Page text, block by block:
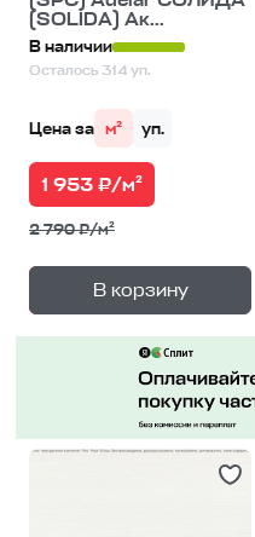
(SOLIDA) Ак...
В наличии
Осталось 314 уп.
Цена за м² уп.
1 953 ₽/м²
2 790 ₽/м²
В корзину
— 1уп.